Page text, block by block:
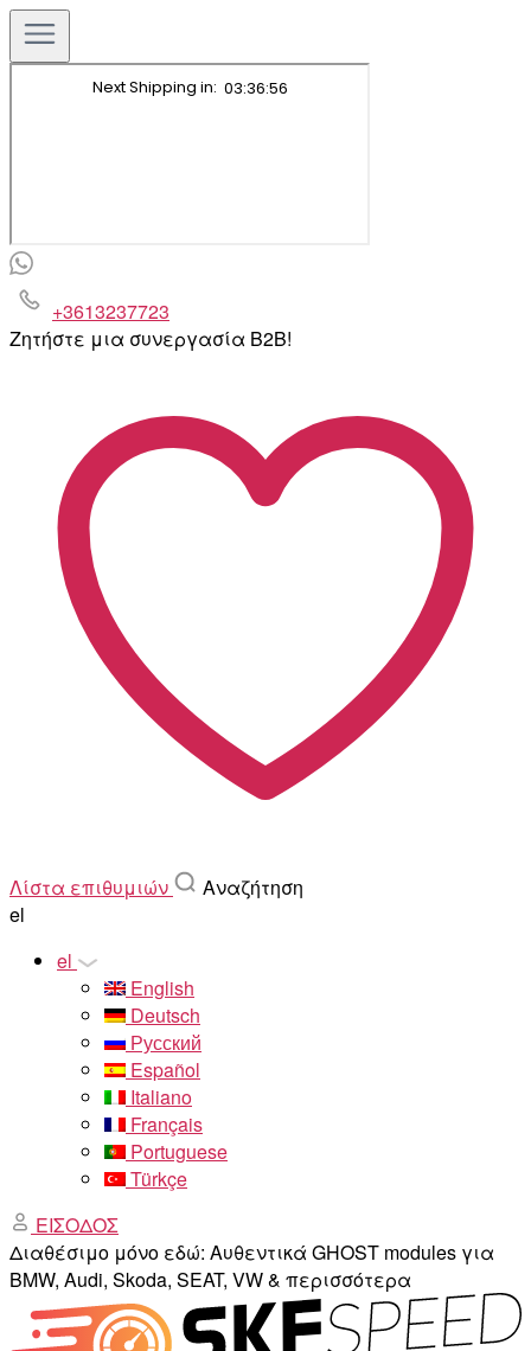
+3613237723
Ζητήστε μια συνεργασία B2B!
Λίστα επιθυμιών
Αναζήτηση
el
el
English
Deutsch
Русский
Español
Italiano
Français
Portuguese
Türkçe
ΕΙΣΟΔΟΣ
Διαθέσιμο μόνο εδώ: Αυθεντικά GHOST modules για
BMW, Audi, Skoda, SEAT, VW & περισσότερα